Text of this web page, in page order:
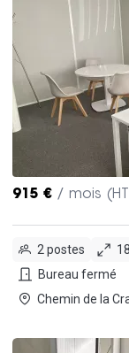
915 € / mois
2 postes
Bureau fermé